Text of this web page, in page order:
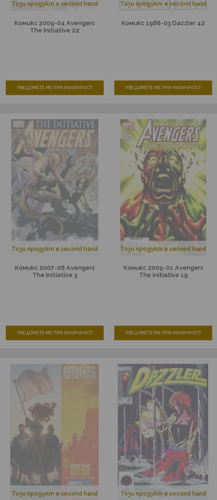
Този продукт е second hand
Комикс 2009-04 Avengers
The Initiative 22
УВЕДОМЕТЕ МЕ ПРИ НАЛИЧНОСТ
Този продукт е second hand
Комикс 1986-03 Dazzler 42
УВЕДОМЕТЕ МЕ ПРИ НАЛИЧНОСТ
Този продукт е second hand
Комикс 2007-08 Avengers
The Initiative 3
УВЕДОМЕТЕ МЕ ПРИ НАЛИЧНОСТ
Този продукт е second hand
Комикс 2009-01 Avengers
The Initiative 19
УВЕДОМЕТЕ МЕ ПРИ НАЛИЧНОСТ
Този продукт е second hand Този продукт е second hand